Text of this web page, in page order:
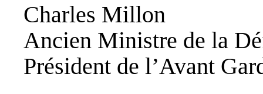
Charles Millon
Ancien Ministre de la
Président de l’Avant